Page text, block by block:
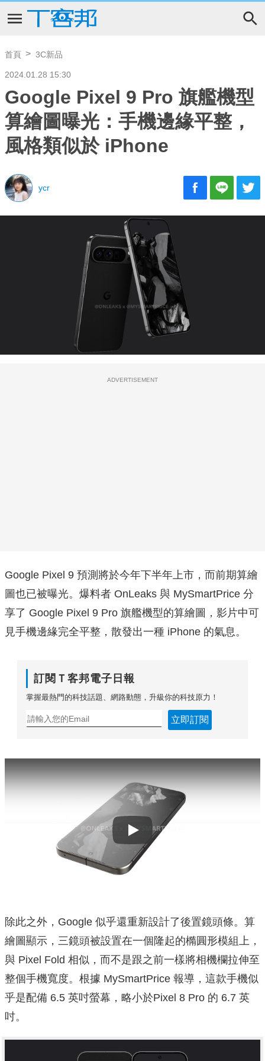
首頁 3C新品
2024.01.28 15:30
Google Pixel 9 Pro 旗艦機型
算繪圖曝光：手機邊緣平整，
風格類似於 iPhone
ycr
ADVERTISEMENT
Google Pixel 9 預測將於今年下半年上市，而前期算繪
圖也已被曝光。爆料者 OnLeaks 與 MySmartPrice 分
享了 Google Pixel 9 Pro 旗艦機型的算繪圖，影片中可
見手機邊緣完全平整，散發出一種 iPhone 的氣息。
訂閱Ｔ客邦電子日報
掌握最熱門的科技話題、網路動態，升級你的科技原力！
立即訂閱
Play
除此之外，Google 似乎還重新設計了後置鏡頭條。算
繪圖顯示，三鏡頭被設置在一個隆起的橢圓形模組上，
與 Pixel Fold 相似，而不是跟之前一樣將相機欄拉伸至
整個手機寬度。根據 MySmartPrice 報導，這款手機似
乎是配備 6.5 英吋螢幕，略小於Pixel 8 Pro 的 6.7 英
吋。